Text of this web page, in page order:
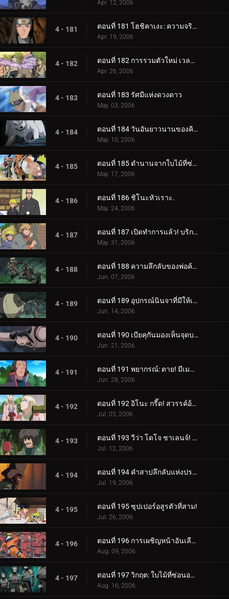
Apr. 12, 2006
4 - 181 ตอนที่ 181 โฮชิคาเงะ: ความจริงที่ถูกฝังไว้
Apr. 19, 2006
4 - 182 ตอนที่ 182 การรวมตัวใหม่ เวลาที่เหลืออยู่
Apr. 26, 2006
4 - 183 ตอนที่ 183 รัศมีแห่งดวงดาว
May. 03, 2006
4 - 184 ตอนที่ 184 วันอันยาวนานของคิบะ!
May. 10, 2006
4 - 185 ตอนที่ 185 ตำนานจากใบไม้ที่ซ่อนอยู่: ออนบา!
May. 17, 2006
4 - 186 ตอนที่ 186 ชิโนะหัวเราะ.
May. 24, 2006
4 - 187 ตอนที่ 187 เปิดทำการแล้ว! บริการขนย้ายใบไม้
May. 31, 2006
4 - 188 ตอนที่ 188 ความลึกลับของพ่อค้าเป้าหมาย
Jun. 07, 2006
4 - 189 ตอนที่ 189 อุปกรณ์นินจาที่มีให้เลือกอย่างไม่มีขีดจำกัด
Jun. 14, 2006
4 - 190 ตอนที่ 190 เบียคุกันมองเห็นจุดบอด!
Jun. 21, 2006
4 - 191 ตอนที่ 191 พยากรณ์: ตาย! มีเมฆมากและมีโอกาสเกิดพระอาทิตย์!
Jun. 28, 2006
4 - 192 ตอนที่ 192 อิโนะ กรี๊ด! สวรรค์อ้วน!
Jul. 05, 2006
4 - 193 ตอนที่ 193 วีว่า โดโจ ชาเลนจ์! เยาวชนเป็นเรื่องของความหลงใหล!
Jul. 12, 2006
4 - 194 ตอนที่ 194 คำสาปลึกลับแห่งปราสาทผีสิง
Jul. 19, 2006
4 - 195 ตอนที่ 195 ซุปเปอร์อสูรตัวที่สาม!
Jul. 26, 2006
4 - 196 ตอนที่ 196 การเผชิญหน้าอันเลือดร้อน: นักเรียนกับอาจารย์
Aug. 09, 2006
4 - 197 ตอนที่ 197 วิกฤต: ใบไม้ที่ซ่อนอยู่ 11 รวมพล!
Aug. 16, 2006